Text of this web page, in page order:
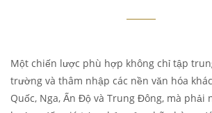
Một chiến lược phù hợp không chỉ tập
trường và thâm nhập các nền văn hóa
Quốc, Nga, Ấn Độ và Trung Đông, mà phải